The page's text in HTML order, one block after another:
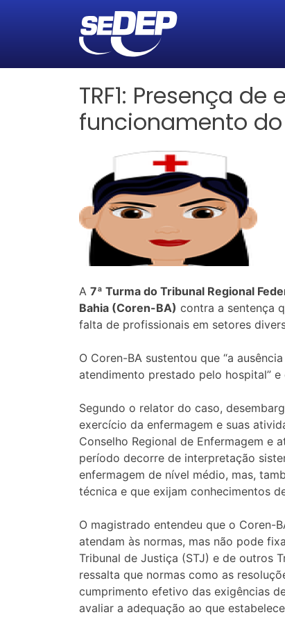
TRF1: Presença
funcionamento
A 7ª Turma do Tribunal Regional
Bahia (Coren-BA) contra a sentença
falta de profissionais em setores
O Coren-BA sustentou que “a
atendimento prestado pelo hospital” e
Segundo o relator do caso,
exercício da enfermagem e suas
Conselho Regional de Enfermagem e
período decorre de interpretação
enfermagem de nível médio, mas,
técnica e que exijam conhecimentos
O magistrado entendeu que o Coren-
atendam às normas, mas não pode
Tribunal de Justiça (STJ) e de outros
ressalta que normas como as
cumprimento efetivo das exigências
avaliar a adequação ao que